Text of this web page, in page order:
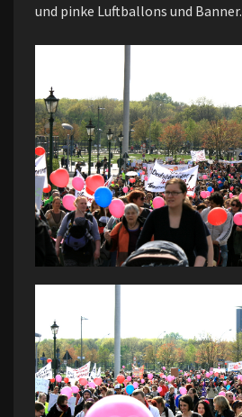
und pinke Luftballons und Banner.